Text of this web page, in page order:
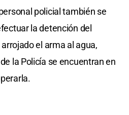
policial también se
la detención del
el arma al agua,
la Policía se encuentran en